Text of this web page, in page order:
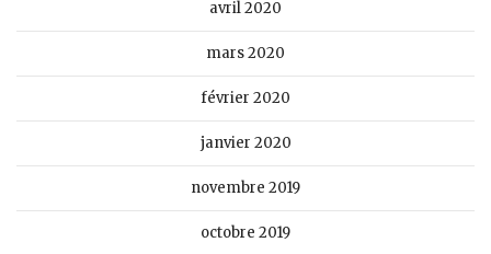
avril 2020
mars 2020
février 2020
janvier 2020
novembre 2019
octobre 2019